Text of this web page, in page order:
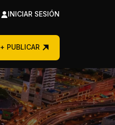
INICIAR SESIÓN
+ PUBLICAR